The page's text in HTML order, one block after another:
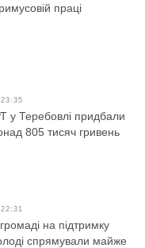
праці
у Теребовлі придбали
805 тисяч гривень
на підтримку
спрямували майже